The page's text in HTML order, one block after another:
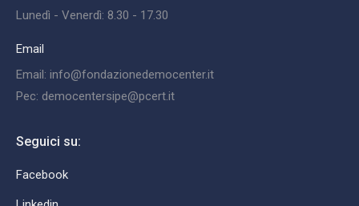
Lunedì - Venerdì: 8.30 - 17.30
Email
Email: info@fondazionedemocenter.it
Pec: democentersipe@pcert.it
Seguici su:
Facebook